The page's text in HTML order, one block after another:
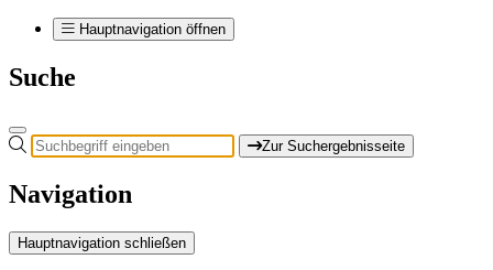
Hauptnavigation öffnen
Suche
Zur Suchergebnisseite
Navigation
Hauptnavigation schließen